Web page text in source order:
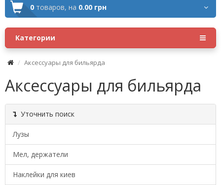
0 товаров, на 0.00 грн
Категории
Аксессуары для бильярда
Аксессуары для бильярда
Уточнить поиск
Лузы
Мел, держатели
Наклейки для киев